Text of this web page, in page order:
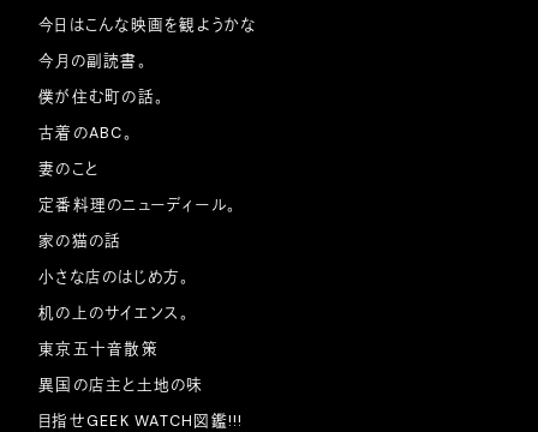
今日はこんな映画を観ようかな
今月の副読書。
僕が住む町の話。
古着のABC。
妻のこと
定番料理のニューディール。
家の猫の話
小さな店のはじめ方。
机の上のサイエンス。
東京五十音散策
異国の店主と土地の味
目指せGEEK WATCH図鑑!!!